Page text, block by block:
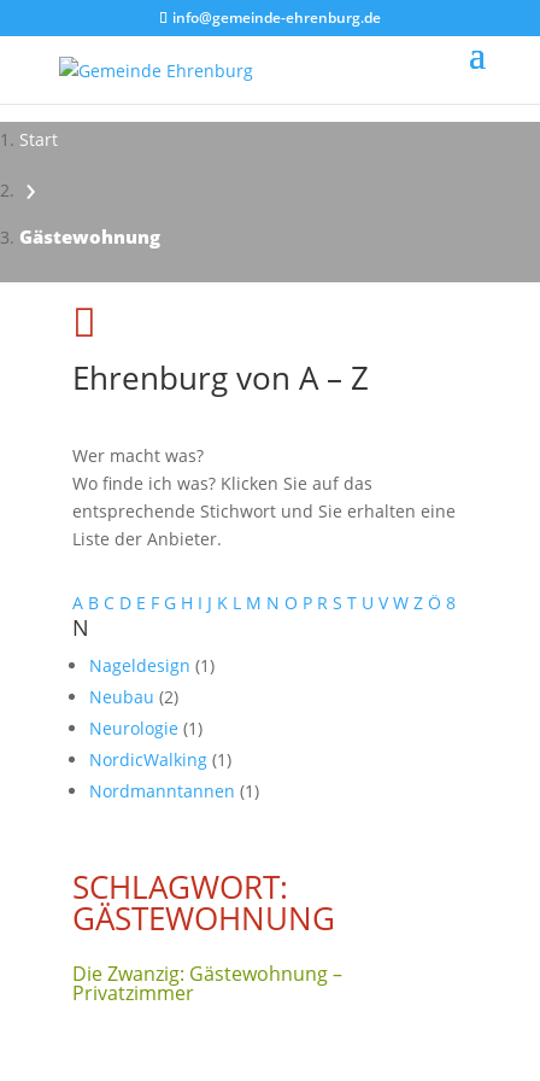
info@gemeinde-ehrenburg.de
Start
›
Gästewohnung
Impressionen - Mareike Kranz

Ehrenburg von A – Z
Wer macht was?
Wo finde ich was? Klicken Sie auf das
entsprechende Stichwort und Sie erhalten eine
Liste der Anbieter.
A B C D E F G H I J K L M N O P R S T U V W Z Ö 8
N
Nageldesign (1)
Neubau (2)
Neurologie (1)
NordicWalking (1)
Nordmanntannen (1)
SCHLAGWORT:
GÄSTEWOHNUNG
Die Zwanzig: Gästewohnung –
Privatzimmer